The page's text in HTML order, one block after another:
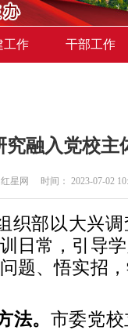
工作 干部工作
究融入党校主
星网 时间： 2023-07-02
织部以大兴
日常，引导
题、悟实招
法。 市委党